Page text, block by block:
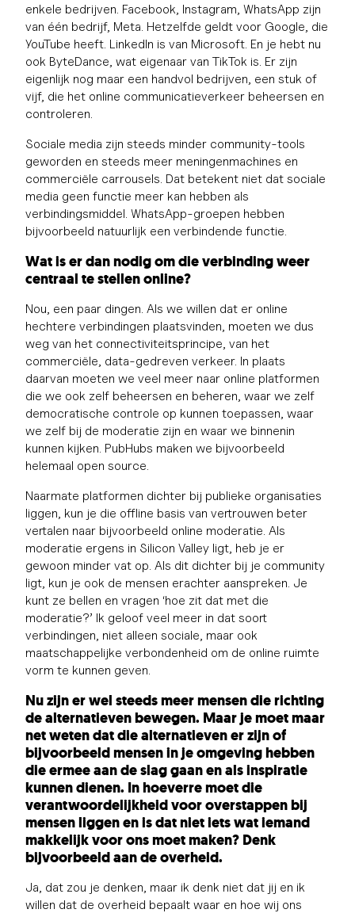
enkele bedrijven. Facebook, Instagram, WhatsApp zijn
van één bedrijf, Meta. Hetzelfde geldt voor Google, die
YouTube heeft. LinkedIn is van Microsoft. En je hebt nu
ook ByteDance, wat eigenaar van TikTok is. Er zijn
eigenlijk nog maar een handvol bedrijven, een stuk of
vijf, die het online communicatieverkeer beheersen en
controleren.
Sociale media zijn steeds minder community-tools
geworden en steeds meer meningenmachines en
commerciële carrousels. Dat betekent niet dat sociale
media geen functie meer kan hebben als
verbindingsmiddel. WhatsApp-groepen hebben
bijvoorbeeld natuurlijk een verbindende functie.
Wat is er dan nodig om die verbinding weer
centraal te stellen online?
Nou, een paar dingen. Als we willen dat er online
hechtere verbindingen plaatsvinden, moeten we dus
weg van het connectiviteitsprincipe, van het
commerciële, data-gedreven verkeer. In plaats
daarvan moeten we veel meer naar online platformen
die we ook zelf beheersen en beheren, waar we zelf
democratische controle op kunnen toepassen, waar
we zelf bij de moderatie zijn en waar we binnenin
kunnen kijken. PubHubs maken we bijvoorbeeld
helemaal open source.
Naarmate platformen dichter bij publieke organisaties
liggen, kun je die offline basis van vertrouwen beter
vertalen naar bijvoorbeeld online moderatie. Als
moderatie ergens in Silicon Valley ligt, heb je er
gewoon minder vat op. Als dit dichter bij je community
ligt, kun je ook de mensen erachter aanspreken. Je
kunt ze bellen en vragen ‘hoe zit dat met die
moderatie?’ Ik geloof veel meer in dat soort
verbindingen, niet alleen sociale, maar ook
maatschappelijke verbondenheid om de online ruimte
vorm te kunnen geven.
Nu zijn er wel steeds meer mensen die richting
de alternatieven bewegen. Maar je moet maar
net weten dat die alternatieven er zijn of
bijvoorbeeld mensen in je omgeving hebben
die ermee aan de slag gaan en als inspiratie
kunnen dienen. In hoeverre moet die
verantwoordelijkheid voor overstappen bij
mensen liggen en is dat niet iets wat iemand
makkelijk voor ons moet maken? Denk
bijvoorbeeld aan de overheid.
Ja, dat zou je denken, maar ik denk niet dat jij en ik
willen dat de overheid bepaalt waar en hoe wij ons